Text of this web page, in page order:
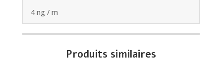
4 ng / m
Produits similaires